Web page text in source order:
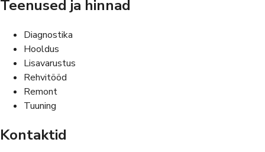
Teenused ja hinnad
Diagnostika
Hooldus
Lisavarustus
Rehvitööd
Remont
Tuuning
Kontaktid